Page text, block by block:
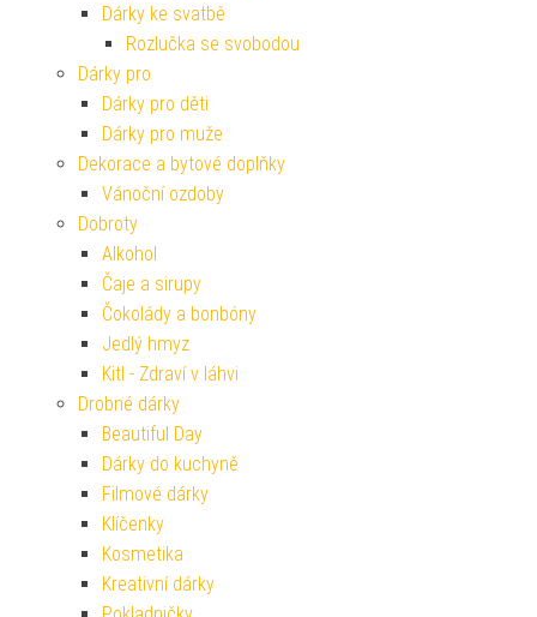
Dárky ke svatbě
Rozlučka se svobodou
Dárky pro
Dárky pro děti
Dárky pro muže
Dekorace a bytové doplňky
Vánoční ozdoby
Dobroty
Alkohol
Čaje a sirupy
Čokolády a bonbóny
Jedlý hmyz
Kitl - Zdraví v láhvi
Drobné dárky
Beautiful Day
Dárky do kuchyně
Filmové dárky
Klíčenky
Kosmetika
Kreativní dárky